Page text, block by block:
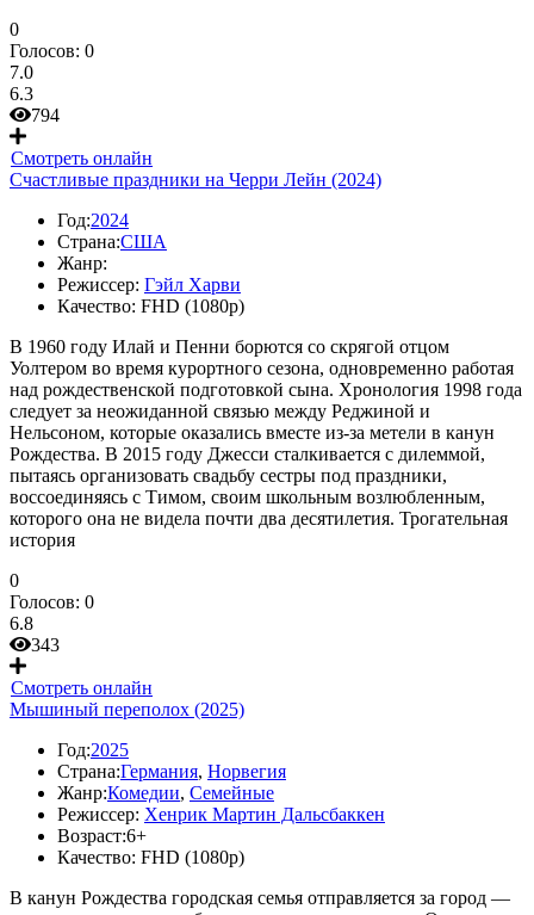
0
Голосов: 0
7.0
6.3
794
Смотреть онлайн
Счастливые праздники на Черри Лейн (2024)
Год:2024
Страна:США
Жанр:
Режиссер: Гэйл Харви
Качество: FHD (1080p)
В 1960 году Илай и Пенни борются со скрягой отцом
Уолтером во время курортного сезона, одновременно работая
над рождественской подготовкой сына. Хронология 1998 года
следует за неожиданной связью между Реджиной и
Нельсоном, которые оказались вместе из-за метели в канун
Рождества. В 2015 году Джесси сталкивается с дилеммой,
пытаясь организовать свадьбу сестры под праздники,
воссоединяясь с Тимом, своим школьным возлюбленным,
которого она не видела почти два десятилетия. Трогательная
история
0
Голосов: 0
6.8
343
Смотреть онлайн
Мышиный переполох (2025)
Год:2025
Страна:Германия, Норвегия
Жанр:Комедии, Семейные
Режиссер: Хенрик Мартин Дальсбаккен
Возраст:6+
Качество: FHD (1080p)
В канун Рождества городская семья отправляется за город —